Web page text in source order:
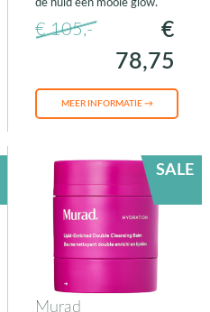
de huid een mooie glow.
€ 105,-
€
78,75
MEER INFORMATIE →
SALE
Murad